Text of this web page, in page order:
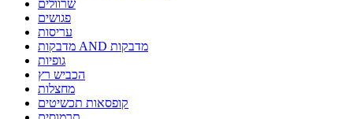
שרוולים
פגושים
עריסות
מדבקות AND מדבקות
גופיות
הכביש רץ
מחצלות
קופסאות תכשיטים